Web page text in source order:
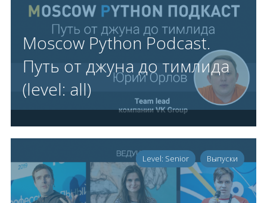
Moscow Python Podcast.
Путь от джуна до тимлида
(level: all)
Level: Senior Выпуски